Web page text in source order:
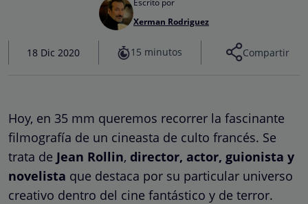
Escrito por
Xerman Rodriguez
18 Dic 2020 15 minutos Compartir
Hoy, en 35 mm queremos recorrer la fascinante
filmografía de un cineasta de culto francés. Se
trata de Jean Rollin, director, actor, guionista y
novelista que destaca por su particular universo
creativo dentro del cine fantástico y de terror.